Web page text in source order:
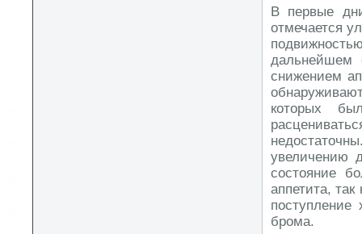
В первые
отмечается
дальнейшем
снижением
которых
увеличению
состояние
аппетита,
поступление
брома.